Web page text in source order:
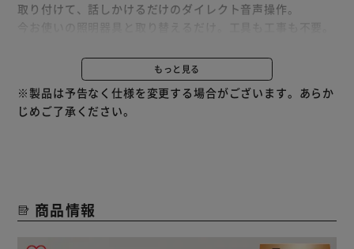
取り付けて、話しかけるだけのダイレクト音声操作。
【簡単操作】
LEDシーリング本体が音声を認識。
直接シーリングライトに話しかけるだけの簡単操作。
スマートスピーカーを介さず、直接音声を認識するので、応
【導光リングでしっかり明るい】
やわらかな輝きが、お部屋に解放感をプラス。
もっと見る
※製品は予告なく仕様を変更する場合がございます。あらか
じめご了承ください。
商品情報